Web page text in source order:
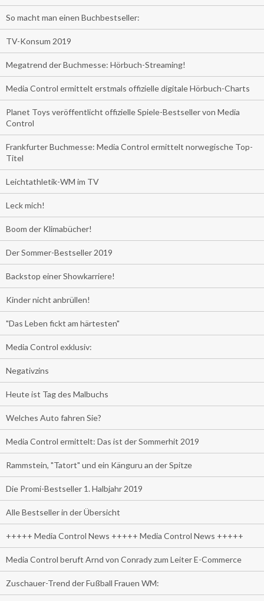
So macht man einen Buchbestseller:
TV-Konsum 2019
Megatrend der Buchmesse: Hörbuch-Streaming!
Media Control ermittelt erstmals offizielle digitale Hörbuch-Charts
Planet Toys veröffentlicht offizielle Spiele-Bestseller von Media
Control
Frankfurter Buchmesse: Media Control ermittelt norwegische Top-
Titel
Leichtathletik-WM im TV
Leck mich!
Boom der Klimabücher!
Der Sommer-Bestseller 2019
Backstop einer Showkarriere!
Kinder nicht anbrüllen!
"Das Leben fickt am härtesten"
Media Control exklusiv:
Negativzins
Heute ist Tag des Malbuchs
Welches Auto fahren Sie?
Media Control ermittelt: Das ist der Sommerhit 2019
Rammstein, "Tatort" und ein Känguru an der Spitze
Die Promi-Bestseller 1. Halbjahr 2019
Alle Bestseller in der Übersicht
+++++ Media Control News +++++ Media Control News +++++
Media Control beruft Arnd von Conrady zum Leiter E-Commerce
Zuschauer-Trend der Fußball Frauen WM: